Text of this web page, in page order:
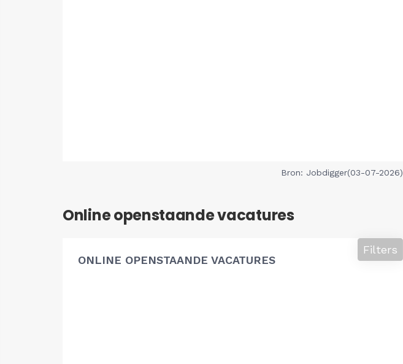
Bron: Jobdigger(03-07-2026)
Online openstaande vacatures
ONLINE OPENSTAANDE VACATURES
Filters